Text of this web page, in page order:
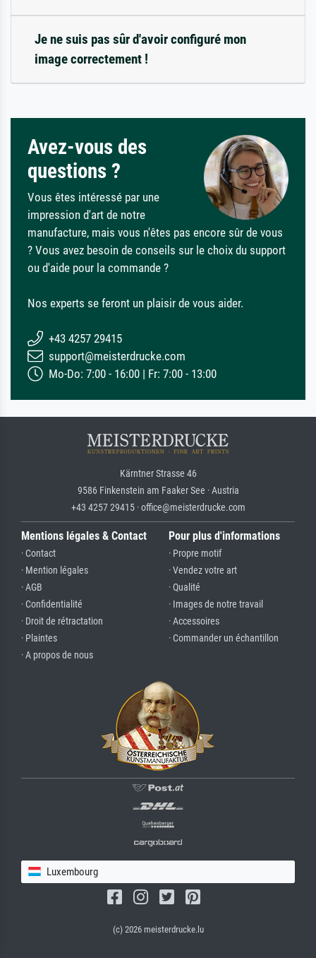
Je ne suis pas sûr d'avoir configuré mon
image correctement !
Avez-vous des
questions ?
Vous êtes intéressé par une
impression d'art de notre
manufacture, mais vous n'êtes pas encore sûr de vous
? Vous avez besoin de conseils sur le choix du support
ou d'aide pour la commande ?
Nos experts se feront un plaisir de vous aider.
+43 4257 29415
support@meisterdrucke.com
Mo-Do: 7:00 - 16:00 | Fr: 7:00 - 13:00
Kärntner Strasse 46
9586 Finkenstein am Faaker See · Austria
+43 4257 29415 · office@meisterdrucke.com
Mentions légales & Contact
· Contact
· Mention légales
· AGB
· Confidentialité
· Droit de rétractation
· Plaintes
· A propos de nous
Pour plus d'informations
· Propre motif
· Vendez votre art
· Qualité
· Images de notre travail
· Accessoires
· Commander un échantillon
Luxembourg
(c) 2026 meisterdrucke.lu